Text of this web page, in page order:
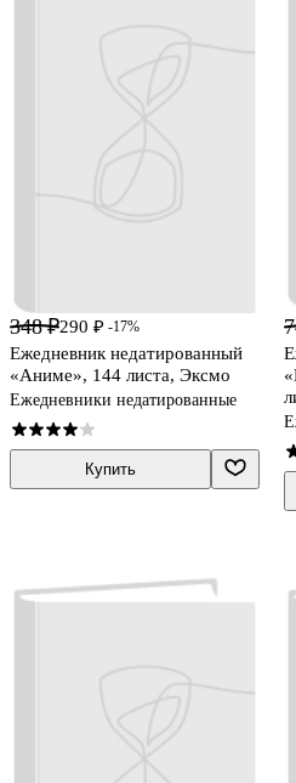
348 ₽290 ₽ -17%
Ежедневник недатированный
«Аниме», 144 листа, Эксмо
Ежедневники недатированные
Купить